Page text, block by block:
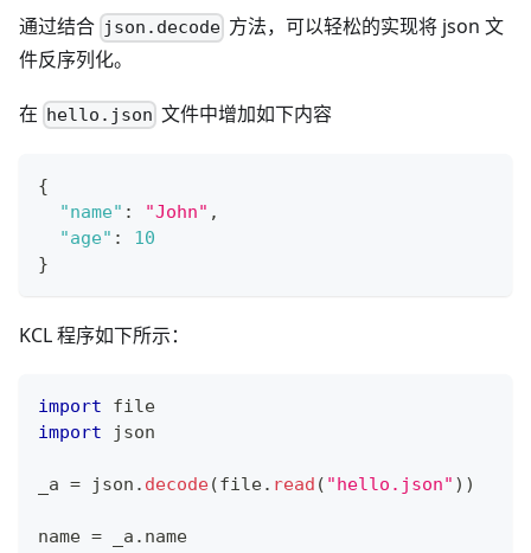
通过结合 json.decode 方法，可以轻松的实现将 json 文
件反序列化。
在 hello.json 文件中增加如下内容
{
"name" : "John" ,
"age" :
10
}
KCL 程序如下所示：
import file
import json
_a = json . decode(file. read ( "hello.json" ))
name = _a . name